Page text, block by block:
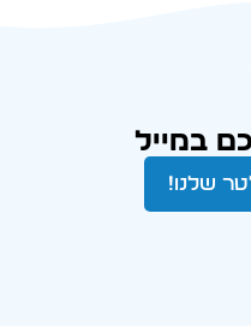
במייל
שלנו!